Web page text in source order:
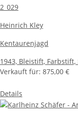
2_029
Heinrich Kley
Kentaurenjagd
1943, Bleistift, Farbstift,
Verkauft für: 875,00 €
Details